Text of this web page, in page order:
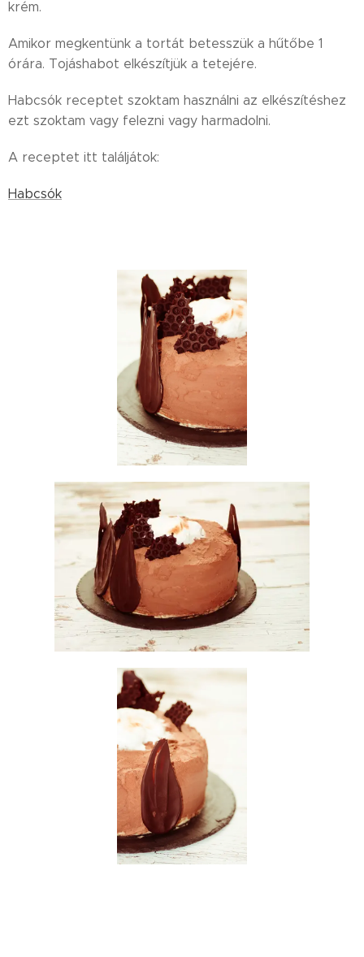
krém.
Amikor megkentünk a tortát betesszük a hűtőbe 1
órára. Tojáshabot elkészítjük a tetejére.
Habcsók receptet szoktam használni az elkészítéshez
ezt szoktam vagy felezni vagy harmadolni.
A receptet itt találjátok:
Habcsók